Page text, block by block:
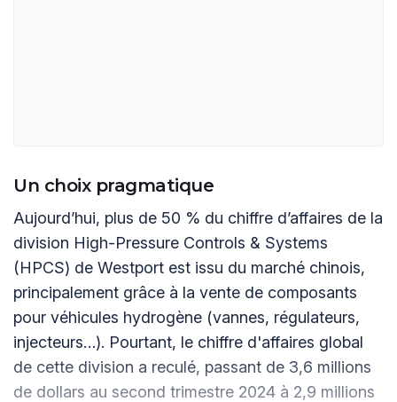
Un choix pragmatique
Aujourd’hui, plus de 50 % du chiffre d’affaires de la
division High-Pressure Controls & Systems
(HPCS) de Westport est issu du marché chinois,
principalement grâce à la vente de composants
pour véhicules hydrogène (vannes, régulateurs,
injecteurs…). Pourtant, le chiffre d'affaires global
de cette division a reculé, passant de 3,6 millions
de dollars au second trimestre 2024 à 2,9 millions